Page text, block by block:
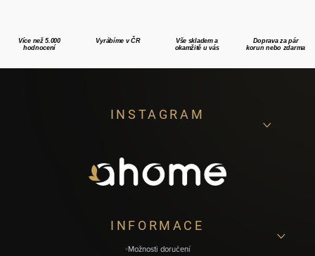
Více než 5.000
hodnocení
Vyrábíme v ČR
Vše skladem a
okamžitě u vás
Doprava za pár
korun nebo zdarma
INSTAGRAM
INFORMACE
Možnosti doručení